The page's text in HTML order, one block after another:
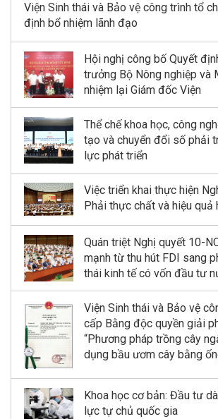
Viện Sinh thái và Bảo vệ công trình tổ
định bổ nhiệm lãnh đạo
Hội nghị công bố Quyết
trưởng Bộ Nông nghiệp và
nhiệm lại Giám đốc Viện
Thể chế khoa học, công
tạo và chuyển đổi số phải
lực phát triển
Việc triển khai thực hiện
Phải thực chất và hiệu quả
Quán triệt Nghị quyết 10-
mạnh từ thu hút FDI sang
thái kinh tế có vốn đầu tư
Viện Sinh thái và Bảo vệ
cấp Bằng độc quyền giải
“Phương pháp trồng cây
dụng bầu ươm cây bằng
Khoa học cơ bản: Đầu tư
lực tự chủ quốc gia